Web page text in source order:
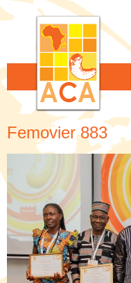
Femovier 883